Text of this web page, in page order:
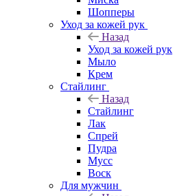
Шопперы
Уход за кожей рук
Назад
Уход за кожей рук
Мыло
Крем
Стайлинг
Назад
Стайлинг
Лак
Спрей
Пудра
Мусс
Воск
Для мужчин